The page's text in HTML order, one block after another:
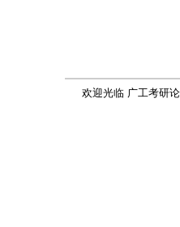
欢迎光临 广工考研